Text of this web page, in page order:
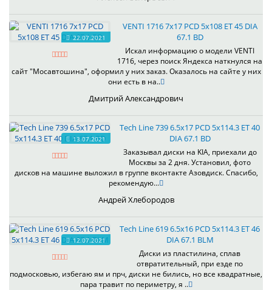
22.07.2021
VENTI 1716 7x17 PCD 5x108 ET 45 DIA
67.1 BD
Искал информацию о модели VENTI
1716, через поиск Яндекса наткнулся на
сайт "Мосавтошина", оформил у них заказ. Оказалось на сайте у них
они есть в на..
Дмитрий Александрович
13.07.2021
Tech Line 739 6.5x17 PCD 5x114.3 ET 40
DIA 67.1 BD
Заказывал диски на KIA, приехали до
Москвы за 2 дня. Установил, фото
дисков на машине выложил в группе вконтакте Азовдиск. Спасибо,
рекомендую...
Андрей Хлебородов
12.07.2021
Tech Line 619 6.5x16 PCD 5x114.3 ET 46
DIA 67.1 BLM
Диски из пластилина, сплав
отвратительный, при езде по
подмосковью, избегаю ям и прч, диски не бились, но все квадратные,
пара травит по периметру, я ..